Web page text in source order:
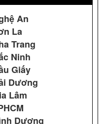
sen vàng Việt Nam
An
La
Trang
Ninh
Giấy
Dương
Lâm
Dương